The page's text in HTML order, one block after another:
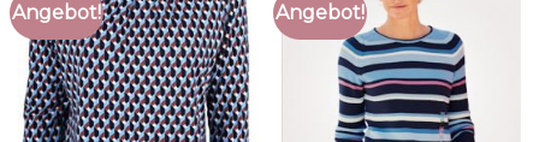
Angebot! Angebot!